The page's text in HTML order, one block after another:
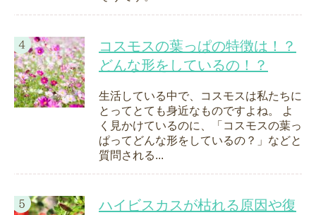
コスモスの葉っぱの特徴は！？
どんな形をしているの！？
生活している中で、コスモスは私たちに
とってとても身近なものですよね。 よ
く見かけているのに、「コスモスの葉っ
ぱってどんな形をしているの？」などと
質問される...
ハイビスカスが枯れる原因や復